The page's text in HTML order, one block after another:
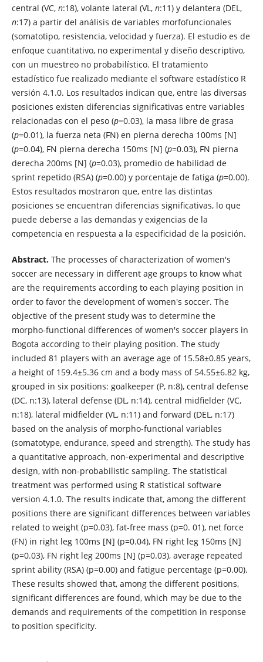
central (VC, n:18), volante lateral (VL, n:11) y delantera (DEL,
n:17) a partir del análisis de variables morfofuncionales
(somatotipo, resistencia, velocidad y fuerza). El estudio es de
enfoque cuantitativo, no experimental y diseño descriptivo,
con un muestreo no probabilístico. El tratamiento
estadístico fue realizado mediante el software estadístico R
versión 4.1.0. Los resultados indican que, entre las diversas
posiciones existen diferencias significativas entre variables
relacionadas con el peso (p=0.03), la masa libre de grasa
(p=0.01), la fuerza neta (FN) en pierna derecha 100ms [N]
(p=0.04), FN pierna derecha 150ms [N] (p=0.03), FN pierna
derecha 200ms [N] (p=0.03), promedio de habilidad de
sprint repetido (RSA) (p=0.00) y porcentaje de fatiga (p=0.00).
Estos resultados mostraron que, entre las distintas
posiciones se encuentran diferencias significativas, lo que
puede deberse a las demandas y exigencias de la
competencia en respuesta a la especificidad de la posición.
Abstract. The processes of characterization of women's
soccer are necessary in different age groups to know what
are the requirements according to each playing position in
order to favor the development of women's soccer. The
objective of the present study was to determine the
morpho-functional differences of women's soccer players in
Bogota according to their playing position. The study
included 81 players with an average age of 15.58±0.85 years,
a height of 159.4±5.36 cm and a body mass of 54.55±6.82 kg,
grouped in six positions: goalkeeper (P, n:8), central defense
(DC, n:13), lateral defense (DL, n:14), central midfielder (VC,
n:18), lateral midfielder (VL, n:11) and forward (DEL, n:17)
based on the analysis of morpho-functional variables
(somatotype, endurance, speed and strength). The study has
a quantitative approach, non-experimental and descriptive
design, with non-probabilistic sampling. The statistical
treatment was performed using R statistical software
version 4.1.0. The results indicate that, among the different
positions there are significant differences between variables
related to weight (p=0.03), fat-free mass (p=0. 01), net force
(FN) in right leg 100ms [N] (p=0.04), FN right leg 150ms [N]
(p=0.03), FN right leg 200ms [N] (p=0.03), average repeated
sprint ability (RSA) (p=0.00) and fatigue percentage (p=0.00).
These results showed that, among the different positions,
significant differences are found, which may be due to the
demands and requirements of the competition in response
to position specificity.